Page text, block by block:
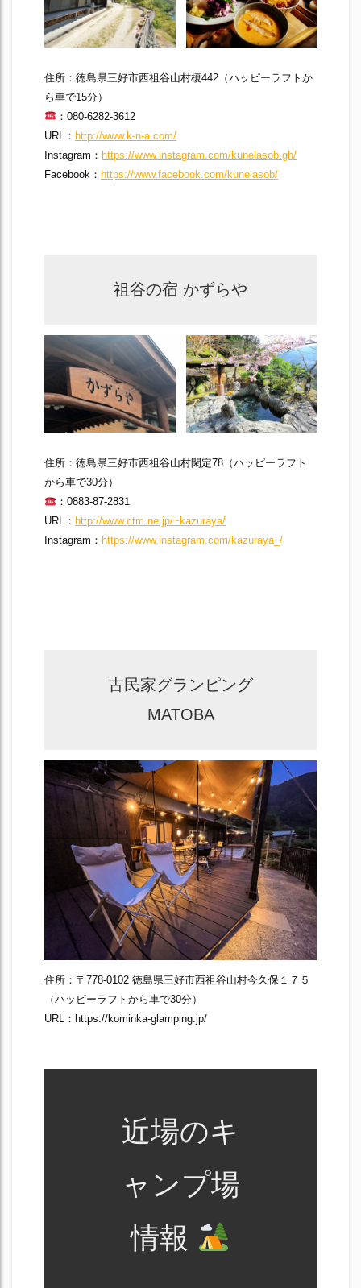
住所：徳島県三好市西祖谷山村榎442（ハッピーラフトか
ら車で15分）
：080-6282-3612
URL： http://www.k-n-a.com/
Instagram： https://www.instagram.com/kunelasob.gh/
Facebook： https://www.facebook.com/kunelasob/
祖谷の宿 かずらや
住所：徳島県三好市西祖谷山村閑定78（ハッピーラフト
から車で30分）
：0883-87-2831
URL： http://www.ctm.ne.jp/~kazuraya/
Instagram： https://www.instagram.com/kazuraya_/
古民家グランピング
MATOBA
住所：〒778-0102 徳島県三好市西祖谷山村今久保１７５
（ハッピーラフトから車で30分）
URL：https://kominka-glamping.jp/
近場のキ
ャンプ場
情報